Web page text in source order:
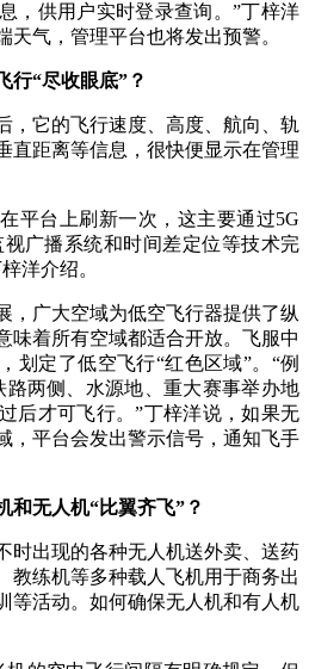
，供用户实时登录查询。”丁梓洋
气，管理平台也将发出预警。
行“尽收眼底”？
它的飞行速度、高度、航向、轨
直距离等信息，很快便显示在管理
台上刷新一次，这主要通过5G
广播系统和时间差定位等技术完
洋介绍。
广大空域为低空飞行器提供了纵
味着所有空域都适合开放。飞服中
划定了低空飞行“红色区域”。“例
路两侧、水源地、重大赛事举办地
后才可飞行。”丁梓洋说，如果无
，平台会发出警示信号，通知飞手
无人机“比翼齐飞”？
出现的各种无人机送外卖、送药
教练机等多种载人飞机用于商务出
等活动。如何确保无人机和有人机